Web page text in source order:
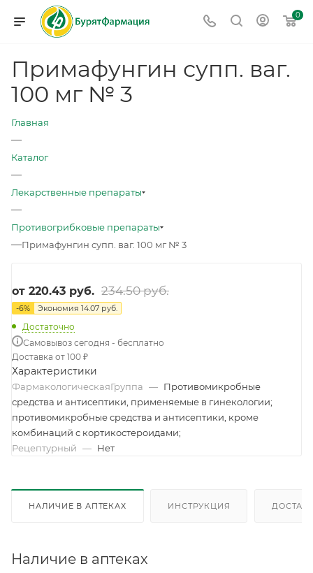
0
Примафунгин супп. ваг.
100 мг № 3
Главная
—
Каталог
—
Лекарственные препараты
—
Противогрибковые препараты
—Примафунгин супп. ваг. 100 мг № 3
от 220.43 руб. 234.50 руб.
-6% Экономия 14.07 руб.
Достаточно
Самовывоз сегодня - бесплатно
Доставка от 100 ₽
Характеристики
ФармакологическаяГруппа — Противомикробные
средства и антисептики, применяемые в гинекологии;
противомикробные средства и антисептики, кроме
комбинаций с кортикостероидами;
Рецептурный — Нет
НАЛИЧИЕ В АПТЕКАХ ИНСТРУКЦИЯ
Наличие в аптеках